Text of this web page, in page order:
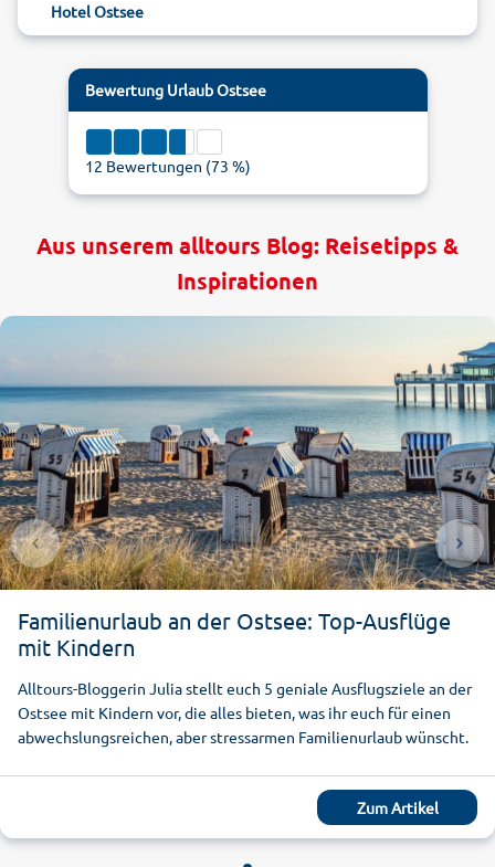
Hotel Ostsee
Bewertung Urlaub Ostsee
12 Bewertungen (73 %)
1
Aus unserem alltours Blog: Reisetipps &
Inspirationen
Familienurlaub an der Ostsee: Top-Ausflüge
mit Kindern
Alltours-Bloggerin Julia stellt euch 5 geniale Ausflugsziele an der
Ostsee mit Kindern vor, die alles bieten, was ihr euch für einen
abwechslungsreichen, aber stressarmen Familienurlaub wünscht.
Zum Artikel